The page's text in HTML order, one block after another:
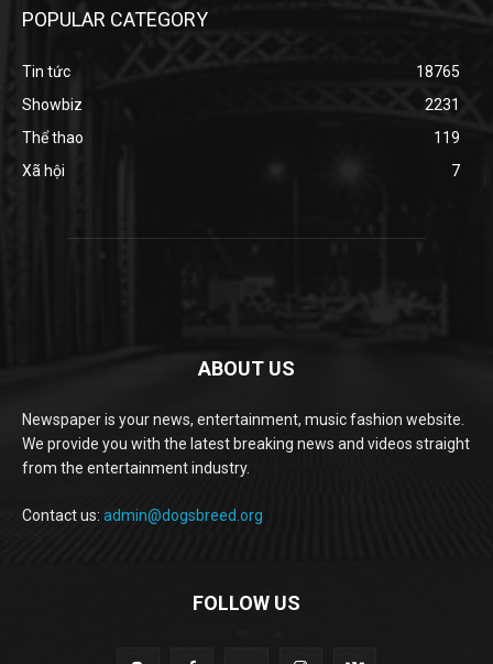
POPULAR CATEGORY
Tin tức
18765
Showbiz
2231
Thể thao
119
Xã hội
7
ABOUT US
Newspaper is your news, entertainment, music fashion website.
We provide you with the latest breaking news and videos straight
from the entertainment industry.
Contact us: admin@dogsbreed.org
FOLLOW US